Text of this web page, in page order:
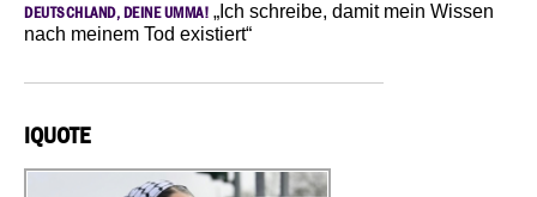
DEUTSCHLAND, DEINE UMMA! „Ich schreibe, damit mein Wissen
nach meinem Tod existiert“
IQUOTE